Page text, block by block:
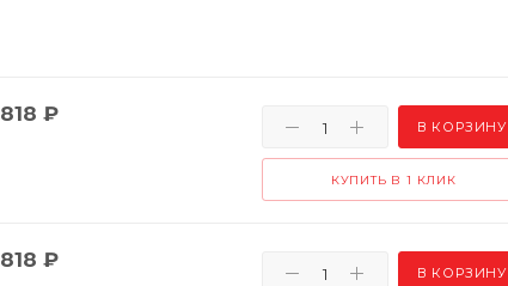
818 ₽
В КОРЗИНУ
КУПИТЬ В 1 КЛИК
818 ₽
В КОРЗИНУ